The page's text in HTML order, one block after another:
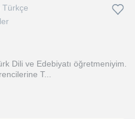
Türkçe
Dili ve Edebiyatı öğretmeniyim.
T...